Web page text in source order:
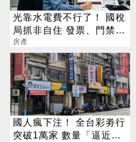
光靠水電費不行了！ 國稅
局抓非自住 發票、門禁都
要查
房產
國人瘋下注！ 全台彩劵行
突破1萬家 數量「逼近直